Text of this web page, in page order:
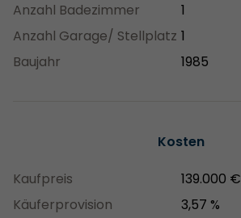
Anzahl Badezimmer
1
Anzahl Garage/ Stellplatz 1
Baujahr
1985
Kosten
Kaufpreis
139.000 €
Käuferprovision
3,57 %